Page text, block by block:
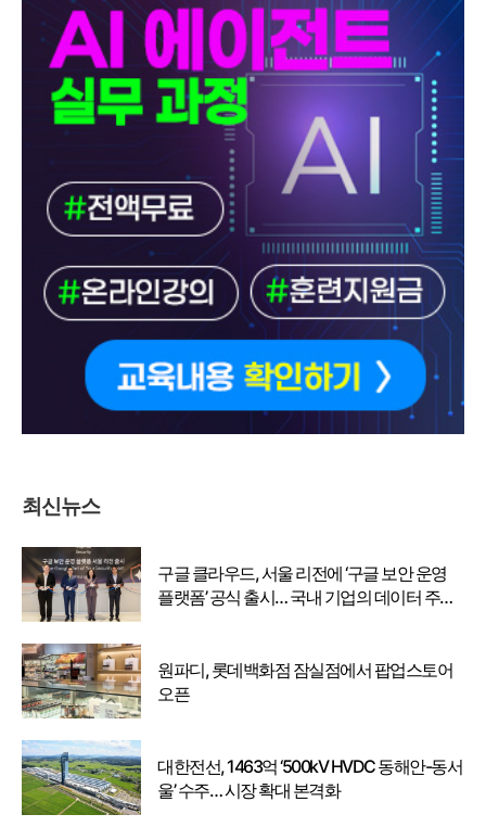
최신뉴스
구글 클라우드, 서울 리전에 ‘구글 보안 운영
플랫폼’ 공식 출시… 국내 기업의 데이터 주권
원파디, 롯데백화점 잠실점에서 팝업스토어
오픈
대한전선, 1463억 ‘500kV HVDC 동해안-동서
울’ 수주… 시장 확대 본격화